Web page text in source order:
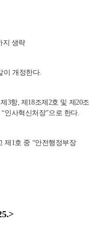
지 생략
이 개정한다.
3항, 제18조제2호 및 제20조
인사혁신처장”으로 한다.
제1호 중 “안전행정부장